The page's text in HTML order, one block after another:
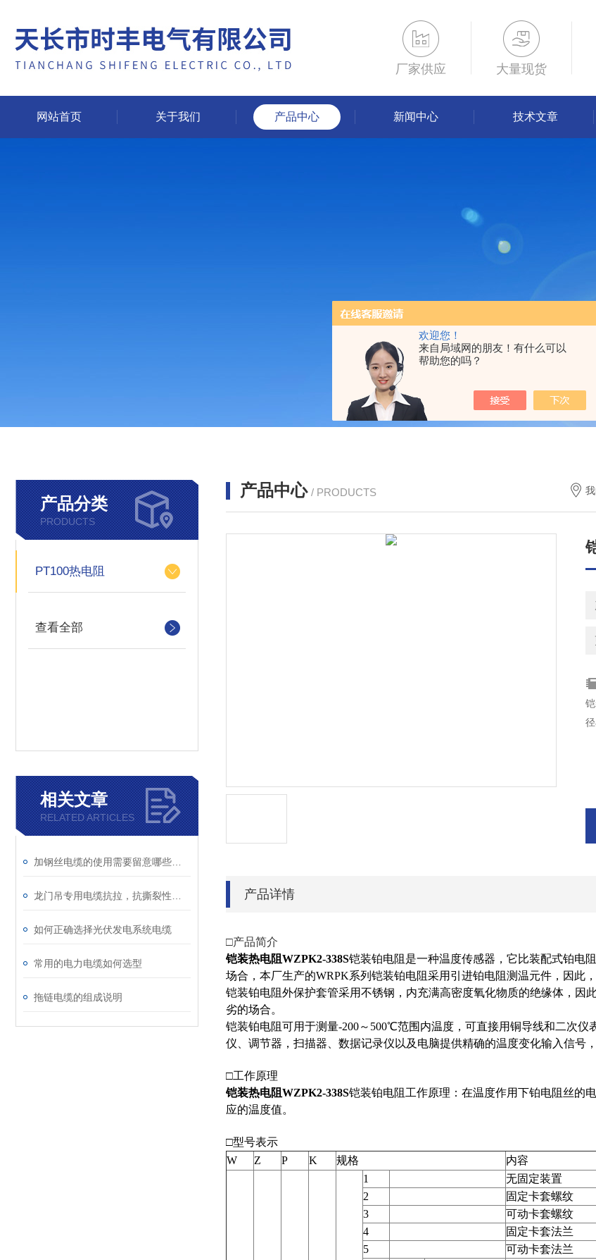
欢迎您！
来自局域网的朋友！有什么可以
帮助您的吗？
厂家供应 大量现货
网站首页 关于我们 产品中心 新闻中心 技术文章
产品分类
PRODUCTS
PT100热电阻
查看全部
相关文章
RELATED ARTICLES
如何正确选择光伏发电系统电缆
常用的电力电缆如何选型
拖链电缆的组成说明
产品中心 / PRODUCTS
产品详情
□产品简介
铠装热电阻WZPK2-338S铠装铂电阻是一种温度传感器，它比装配式铂电
场合，本厂生产的WRPK系列铠装铂电阻采用引进铂电阻测温元件，因此
铠装铂电阻外保护套管采用不锈钢，内充满高密度氧化物质的绝缘体，
劣的场合。
铠装铂电阻可用于测量-200～500℃范围内温度，可直接用铜导线和二次
仪、调节器，扫描器、数据记录仪以及电脑提供精确的温度变化输入信号，
□工作原理
铠装热电阻WZPK2-338S铠装铂电阻工作原理：在温度作用下铂电阻丝的
应的温度值。
□型号表示
W
Z P K 规格 内容
1
无固定装置
2
固定卡套螺纹
3
可动卡套螺纹
4
固定卡套法兰
5
可动卡套法兰